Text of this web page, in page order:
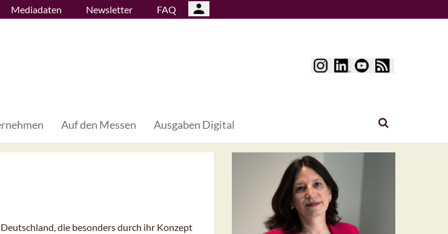
Mediadaten Newsletter FAQ
Auf den Messen Ausgaben Digital
die besonders durch ihr Konzept